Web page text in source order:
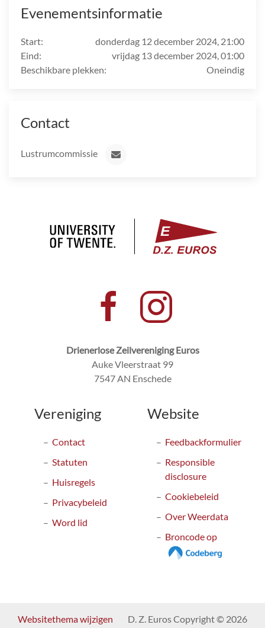
Evenementsinformatie
Start:
donderdag 12 december 2024, 21:00
Eind:
vrijdag 13 december 2024, 01:00
Beschikbare plekken:
Oneindig
Contact
Lustrumcommissie
Drienerlose Zeilvereniging Euros
Auke Vleerstraat 99
7547 AN Enschede
Vereniging
Contact
Statuten
Huisregels
Privacybeleid
Word lid
Website
Feedbackformulier
Responsible
disclosure
Cookiebeleid
Over Weerdata
Broncode op
Websitethema wijzigen D. Z. Euros Copyright © 2026